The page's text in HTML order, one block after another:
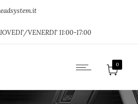
VENERDI' 11:00-17:00
0